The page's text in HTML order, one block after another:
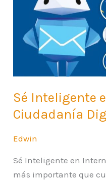
Sé Inteligente
Ciudadanía
Edwin
Sé Inteligente en
más importante que
Internet
Ciudadanía